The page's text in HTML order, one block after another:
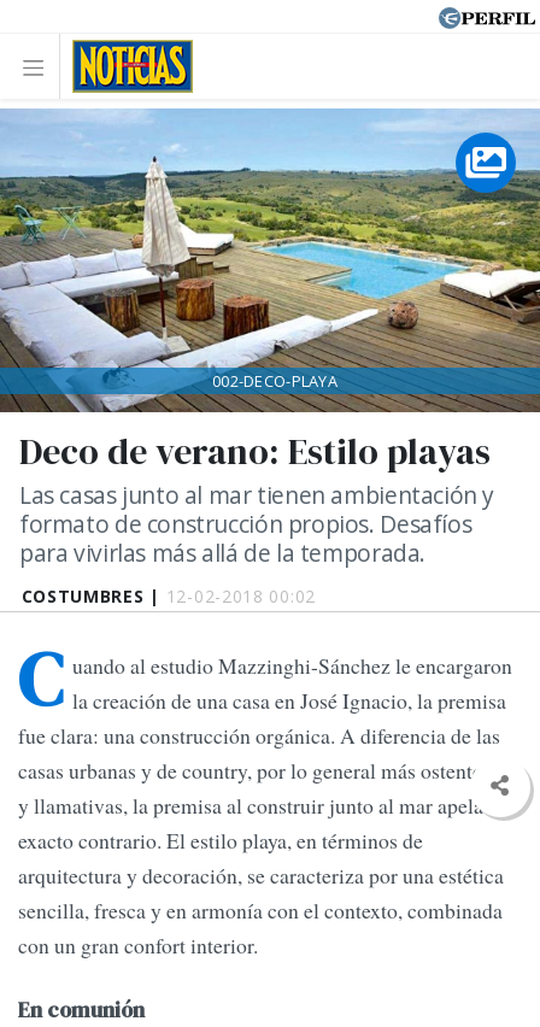
COSTUMBRES | 12-02-2018 00:02
Deco de verano: Estilo playas
Las casas junto al mar tienen ambientación y
formato de construcción propios. Desafíos
para vivirlas más allá de la temporada.
002-DECO-PLAYA
C uando al estudio Mazzinghi-Sánchez le encargaron
la creación de una casa en José Ignacio, la premisa
fue clara: una construcción orgánica. A diferencia de las
casas urbanas y de country, por lo general más ostentosas
y llamativas, la premisa al construir junto al mar apela al
exacto contrario. El estilo playa, en términos de
arquitectura y decoración, se caracteriza por una estética
sencilla, fresca y en armonía con el contexto, combinada
con un gran confort interior.
En comunión